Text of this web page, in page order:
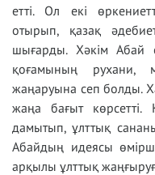
етті. Ол екі
отырып, қазақ
шығарды. Хәкім Абай
қоғамының рухани,
жаңаруына сеп болды.
жаңа бағыт көрсетті.
дамытып, ұлттық
Абайдың идеясы
арқылы ұлттық